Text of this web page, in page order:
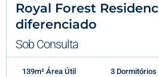
Royal Forest
diferenciado
Sob Consulta
139m² Área Útil 3 Dormitórios